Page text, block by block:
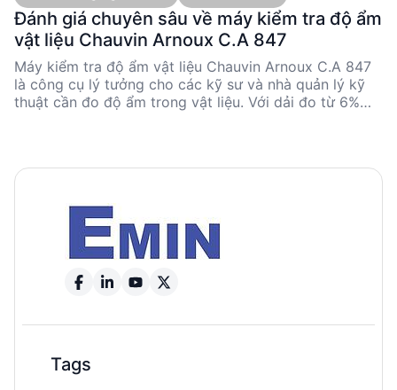
Đánh giá chuyên sâu về máy kiểm tra độ ẩm
vật liệu Chauvin Arnoux C.A 847
Máy kiểm tra độ ẩm vật liệu Chauvin Arnoux C.A 847
là công cụ lý tưởng cho các kỹ sư và nhà quản lý kỹ
thuật cần đo độ ẩm trong vật liệu. Với dải đo từ 6%
Được sản xuất tại Đài Loan, máy có kích thước nhỏ
dụng công nghiệp và xây dựng.
Tags